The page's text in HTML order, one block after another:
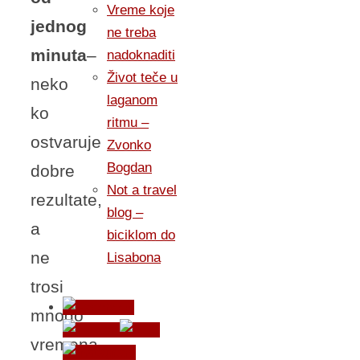
jednog
minuta–
neko
ko
ostvaruje
dobre
rezultate,
a
ne
trosi
mnogo
vremena.
Vreme koje
ne treba
nadoknaditi
Život teče u
laganom
ritmu –
Zvonko
Bogdan
Not a travel
blog –
biciklom do
Lisabona